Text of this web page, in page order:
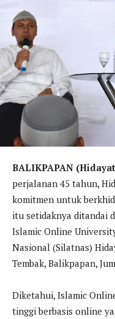
BALIKPAPAN
perjalanan 45 tahun,
komitmen untuk
itu setidaknya ditandai
Islamic Online
Nasional (Silatnas)
Tembak, Balikpapan,
Diketahui, Islamic
tinggi berbasis online